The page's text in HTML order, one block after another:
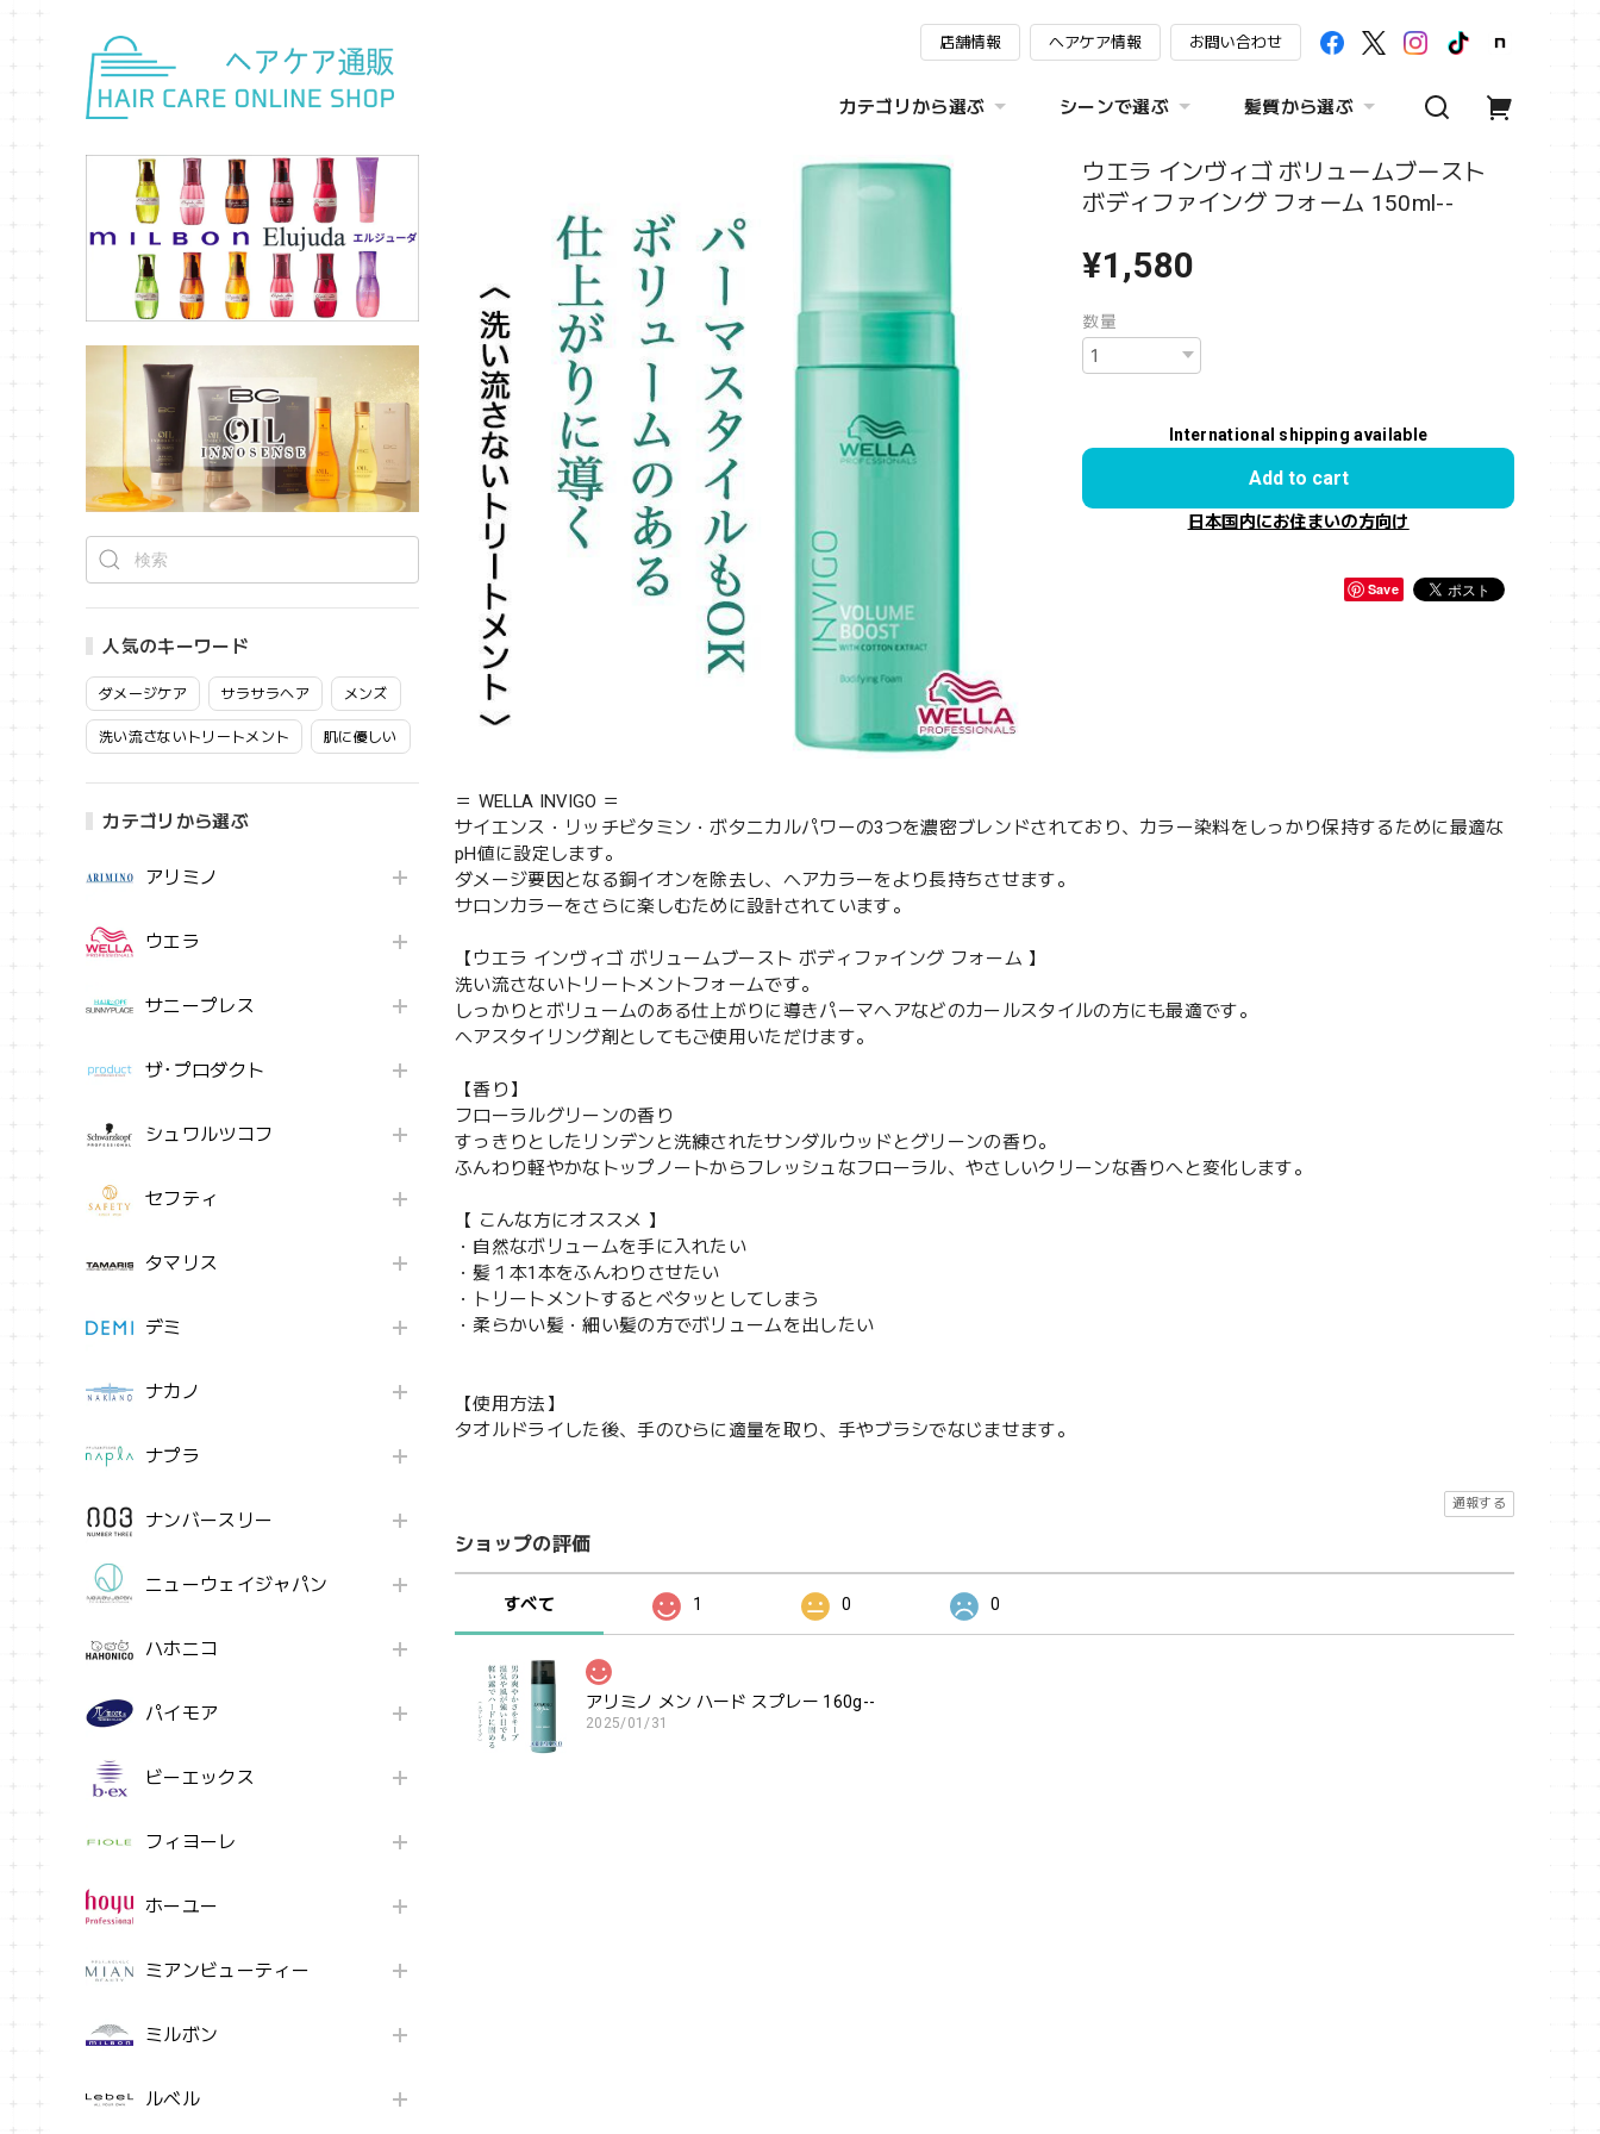
店舗情報 ヘアケア情報 お問い合わせ
カテゴリから選ぶ シーンで選ぶ 髪質から選ぶ
人気のキーワード
ダメージケア サラサラヘア メンズ
洗い流さないトリートメント 肌に優しい
カテゴリから選ぶ
アリミノ
ウエラ
サニープレス
ザ･プロダクト
シュワルツコフ
セフティ
タマリス
デミ
ナカノ
ナプラ
ナンバースリー
ニューウェイジャパン
ハホニコ
パイモア
ビーエックス
フィヨーレ
ホーユー
ミアンビューティー
ミルボン
ルベル
ウエラ インヴィゴ ボリュームブースト
ボディファイング フォーム 150ml--
¥1,580
数量
International shipping available
Add to cart
日本国内にお住まいの方向け
Save
＝ WELLA INVIGO ＝
サイエンス・リッチビタミン・ボタニカルパワーの3つを濃密ブレンドされており、カラー染料をしっかり保持するために最適な
pH値に設定します。
ダメージ要因となる銅イオンを除去し、ヘアカラーをより長持ちさせます。
サロンカラーをさらに楽しむために設計されています。
【ウエラ インヴィゴ ボリュームブースト ボディファイング フォーム 】
洗い流さないトリートメントフォームです。
しっかりとボリュームのある仕上がりに導きパーマヘアなどのカールスタイルの方にも最適です。
ヘアスタイリング剤としてもご使用いただけます。
【香り】
フローラルグリーンの香り
すっきりとしたリンデンと洗練されたサンダルウッドとグリーンの香り。
ふんわり軽やかなトップノートからフレッシュなフローラル、やさしいクリーンな香りへと変化します。
【 こんな方にオススメ 】
・自然なボリュームを手に入れたい
・髪１本1本をふんわりさせたい
・トリートメントするとベタッとしてしまう
・柔らかい髪・細い髪の方でボリュームを出したい
【使用方法】
タオルドライした後、手のひらに適量を取り、手やブラシでなじませます。
通報する
ショップの評価
すべて 1 0 0
アリミノ メン ハード スプレー 160g--
2025/01/31